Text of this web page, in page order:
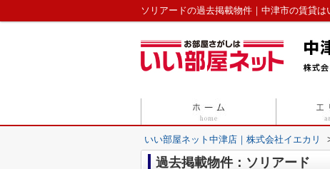
ソリアードの過去掲載物件｜中津市の賃貸
いい部屋ネット中津店｜株式会社イエカリ
過去掲載物件：ソリアード